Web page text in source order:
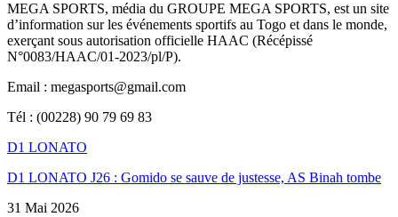
MEGA SPORTS, média du GROUPE MEGA SPORTS, est un site
d’information sur les événements sportifs au Togo et dans le monde,
exerçant sous autorisation officielle HAAC (Récépissé
N°0083/HAAC/01-2023/pl/P).
Email : megasports@gmail.com
Tél : (00228) 90 79 69 83
D1 LONATO
D1 LONATO J26 : Gomido se sauve de justesse, AS Binah tombe
31 Mai 2026